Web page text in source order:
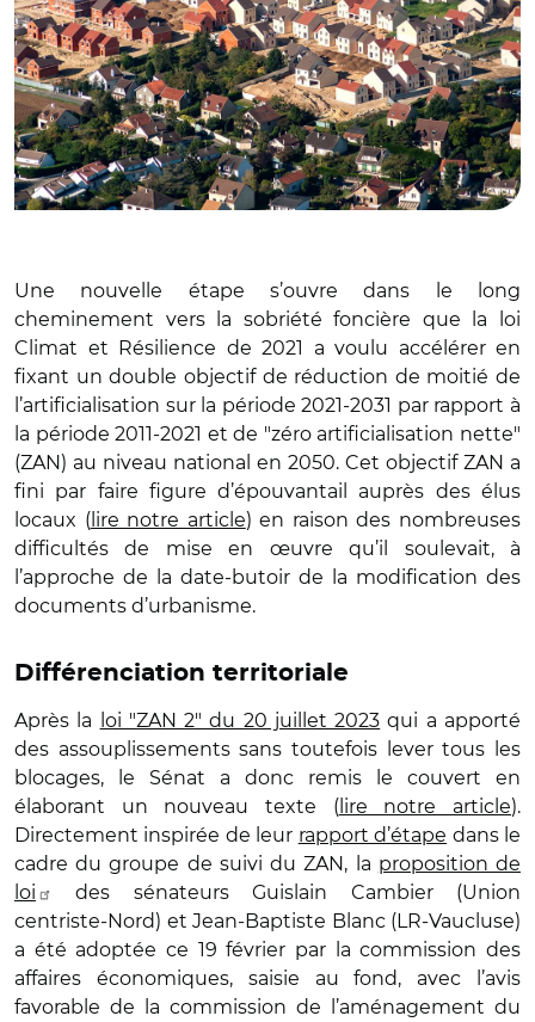
Une nouvelle étape s’ouvre dans le long
cheminement vers la sobriété foncière que la loi
Climat et Résilience de 2021 a voulu accélérer en
fixant un double objectif de réduction de moitié de
l’artificialisation sur la période 2021-2031 par rapport à
la période 2011-2021 et de "zéro artificialisation nette"
(ZAN) au niveau national en 2050. Cet objectif ZAN a
fini par faire figure d’épouvantail auprès des élus
locaux (lire notre article) en raison des nombreuses
difficultés de mise en œuvre qu’il soulevait, à
l’approche de la date-butoir de la modification des
documents d’urbanisme.
Différenciation territoriale
Après la loi "ZAN 2" du 20 juillet 2023 qui a apporté
des assouplissements sans toutefois lever tous les
blocages, le Sénat a donc remis le couvert en
élaborant un nouveau texte (lire notre article).
Directement inspirée de leur rapport d’étape dans le
cadre du groupe de suivi du ZAN, la proposition de
loi
des sénateurs Guislain Cambier (Union
centriste-Nord) et Jean-Baptiste Blanc (LR-Vaucluse)
a été adoptée ce 19 février par la commission des
affaires économiques, saisie au fond, avec l’avis
favorable de la commission de l’aménagement du